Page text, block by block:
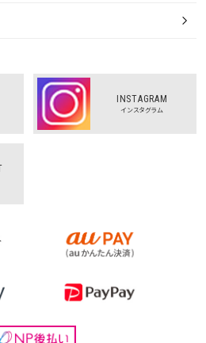
INSTAGRAM
インスタグラム